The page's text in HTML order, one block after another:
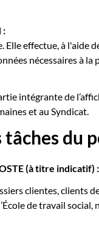
:
Elle effectue, à l'aide
nécessaires à la
intégrante de
et au Syndicat.
du
(à titre indicatif) :
clientes, clients
de travail